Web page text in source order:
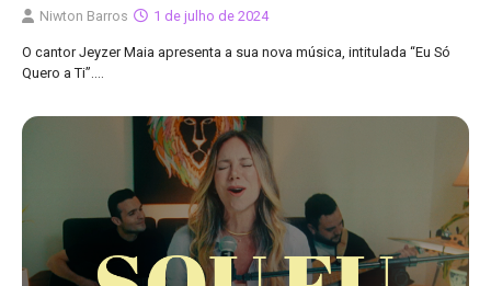
Niwton Barros 1 de julho de 2024
O cantor Jeyzer Maia apresenta a sua nova música, intitulada “Eu Só
Quero a Ti”.…